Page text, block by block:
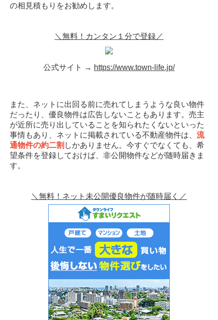
の相見積もりをお勧めします。
＼無料！カンタン１分で登録／
公式サイト → https://www.town-life.jp/
また、ネットに出回る前に売れてしまうような良い物件
だったり、優良物件は広告しないこともあります。売主
が近所に売り出していることを知られたくないといった
事情もあり、ネットに掲載されている不動産物件は、 流
通物件の約二割 しかありません。今すぐでなくても、希
望条件を登録しておけば、非公開物件などが随時届きま
す。
＼無料！ネット未公開優良物件が随時届く／